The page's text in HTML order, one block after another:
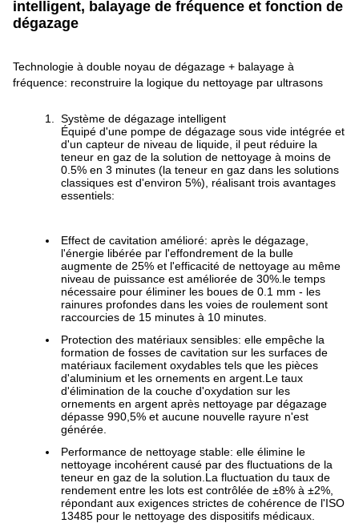
intelligent, balayage de fréquence et fonction de
dégazage
Technologie à double noyau de dégazage + balayage à
fréquence: reconstruire la logique du nettoyage par ultrasons
Système de dégazage intelligent
Équipé d'une pompe de dégazage sous vide intégrée et
d'un capteur de niveau de liquide, il peut réduire la
teneur en gaz de la solution de nettoyage à moins de
0.5% en 3 minutes (la teneur en gaz dans les solutions
classiques est d'environ 5%), réalisant trois avantages
essentiels:
Effect de cavitation amélioré: après le dégazage,
l'énergie libérée par l'effondrement de la bulle
augmente de 25% et l'efficacité de nettoyage au même
niveau de puissance est améliorée de 30%.le temps
nécessaire pour éliminer les boues de 0.1 mm - les
rainures profondes dans les voies de roulement sont
raccourcies de 15 minutes à 10 minutes.
Protection des matériaux sensibles: elle empêche la
formation de fosses de cavitation sur les surfaces de
matériaux facilement oxydables tels que les pièces
d'aluminium et les ornements en argent.Le taux
d'élimination de la couche d'oxydation sur les
ornements en argent après nettoyage par dégazage
dépasse 990,5% et aucune nouvelle rayure n'est
générée.
Performance de nettoyage stable: elle élimine le
nettoyage incohérent causé par des fluctuations de la
teneur en gaz de la solution.La fluctuation du taux de
rendement entre les lots est contrôlée de ±8% à ±2%,
répondant aux exigences strictes de cohérence de l'ISO
13485 pour le nettoyage des dispositifs médicaux.